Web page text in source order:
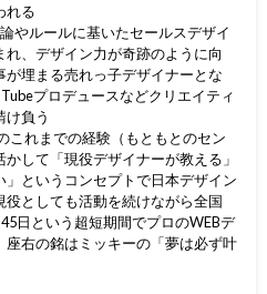
れる
やルールに基いたセールスデザイ
れ、デザイン力が奇跡のように向
が埋まる売れっ子デザイナーとな
プロデュースなどクリエイティ
け負う
これまでの経験（もともとのセン
して「現役デザイナーが教える」
」というコンセプトで日本デザイン
役としても活動を続けながら全国
日という超短期間でプロのWEBデ
座右の銘はミッキーの「夢は必ず叶